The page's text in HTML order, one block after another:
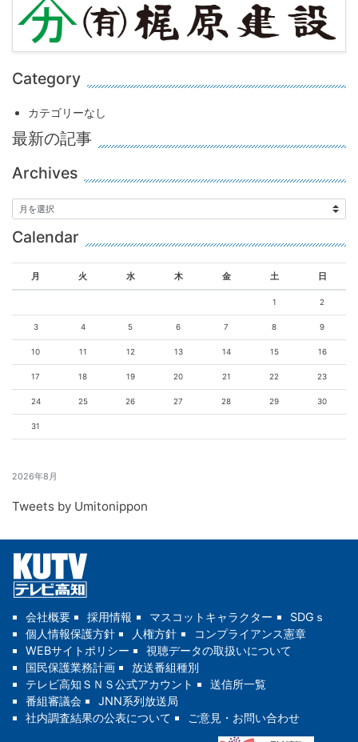
Category
カテゴリーなし
最新の記事
Archives
Calendar
2026年8月
月 火 水 木 金 土 日
1 2
3 4 5 6 7 8 9
10 11 12 13 14 15 16
17 18 19 20 21 22 23
24 25 26 27 28 29 30
31
Tweets by Umitonippon
会社概要 採用情報 マスコットキャラクター
SDGｓ
個人情報保護方針
人権方針
コンプライアンス憲章
WEBサイトポリシー
視聴データの取扱いについて
国民保護業務計画
放送番組種別
テレビ高知ＳＮＳ公式アカウント
送信所一覧
番組審議会
JNN系列放送局
社内調査結果の公表について
ご意見・お問い合わせ